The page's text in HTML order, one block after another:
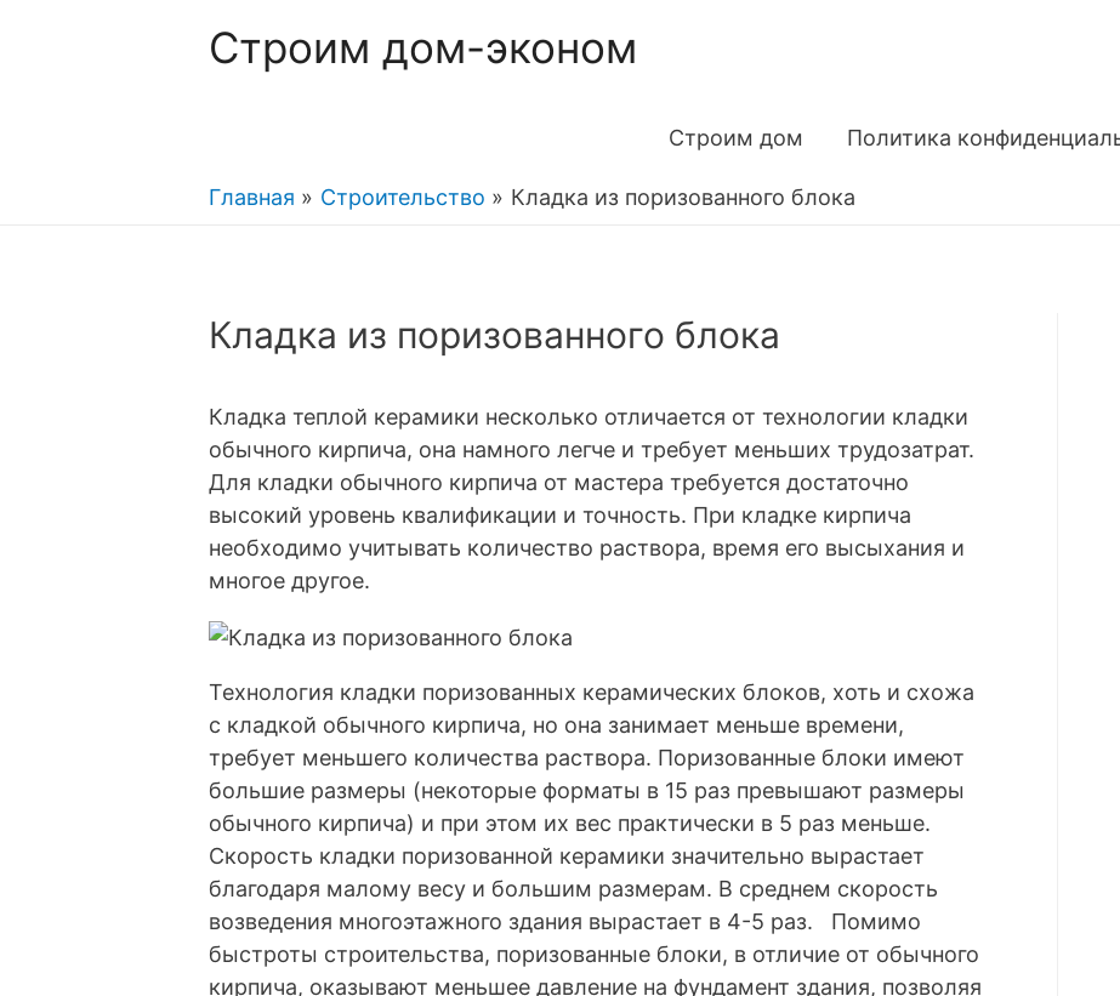
Строим дом-эконом
Строим дом Политика
Главная Строительство Кладка из поризованного блока
Кладка из поризованного блока
Кладка теплой керамики несколько отличается от технологии кладки
обычного кирпича, она намного легче и требует меньших трудозатрат.
Для кладки обычного кирпича от мастера требуется достаточно
высокий уровень квалификации и точность. При кладке кирпича
необходимо учитывать количество раствора, время его высыхания и
многое другое.
Технология кладки поризованных керамических блоков, хоть и схожа
с кладкой обычного кирпича, но она занимает меньше времени,
требует меньшего количества раствора. Поризованные блоки имеют
большие размеры (некоторые форматы в 15 раз превышают размеры
обычного кирпича) и при этом их вес практически в 5 раз меньше.
Скорость кладки поризованной керамики значительно вырастает
благодаря малому весу и большим размерам. В среднем скорость
возведения многоэтажного здания вырастает в 4-5 раз. Помимо
быстроты строительства, поризованные блоки, в отличие от обычного
кирпича, оказывают меньшее давление на фундамент здания, позволяя